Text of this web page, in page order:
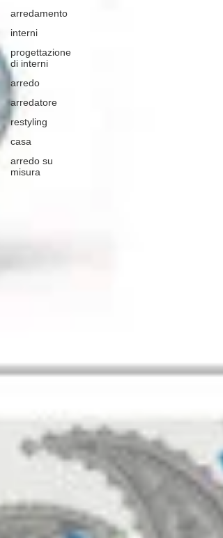
arredamento
interni
progettazione
di interni
arredo
arredatore
restyling
casa
arredo su
misura